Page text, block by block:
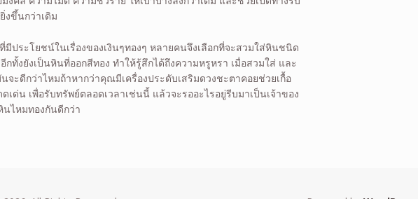
งขึ้นกว่าเดิม
ที่มีประโยชน์ในเรื่องของเงินๆทองๆ หลายคนจึงเลือกที่จะสวมใส่หินชนิด
กทั้งยังเป็นหินที่ออกสีทอง ทำให้รู้สึกได้ถึงความหรูหรา เมื่อสวมใส่ และ
จะดีกว่าไหมถ้าหากว่าคุณมีเครื่องประดับเสริมดวงชะตาคอยช่วยเกื้อ
ด่น เพื่อรับทรัพย์ตลอดเวลาเช่นนี้ แล้วจะรออะไรอยู่รีบมาเป็นเจ้าของ
นไหมทองกันดีกว่า